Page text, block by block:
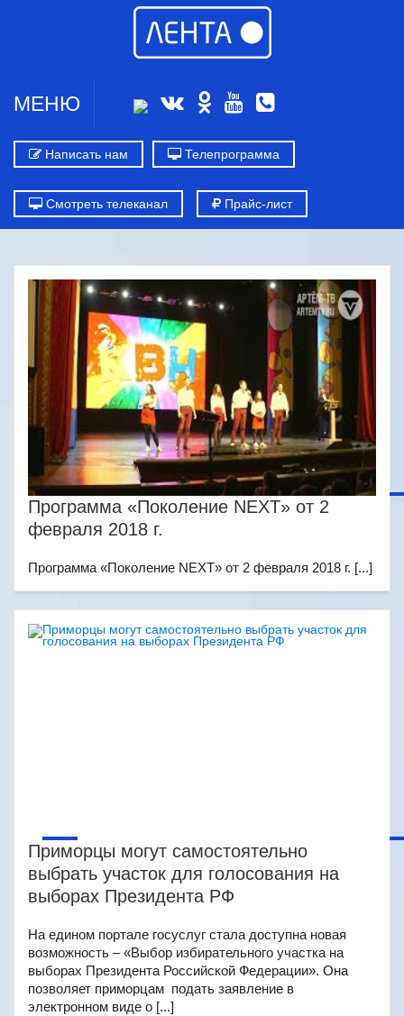
МЕНЮ
Написать нам Телепрограмма
Смотреть телеканал Прайс-лист
Программа «Поколение NEXT» от 2
февраля 2018 г.
Программа «Поколение NEXT» от 2 февраля 2018 г. [...]
Приморцы могут самостоятельно
выбрать участок для голосования на
выборах Президента РФ
На едином портале госуслуг стала доступна новая
возможность – «Выбор избирательного участка на
выборах Президента Российской Федерации». Она
позволяет приморцам подать заявление в
электронном виде о [...]